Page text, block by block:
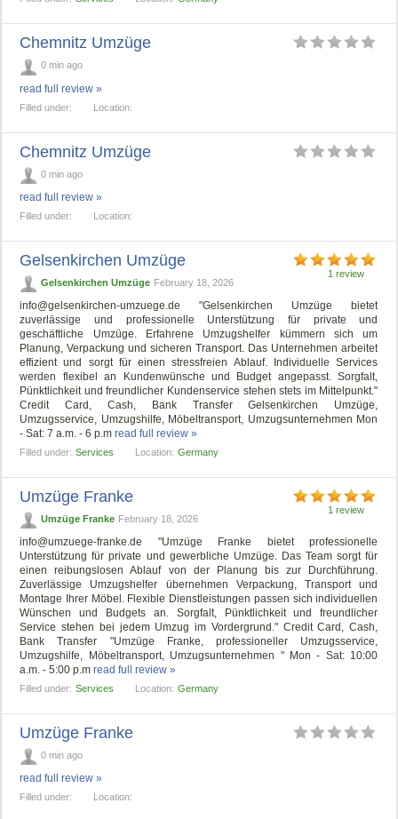
Chemnitz Umzüge
0 min ago
read full review »
Filled under: Location:
Chemnitz Umzüge
0 min ago
read full review »
Filled under: Location:
1 review
Gelsenkirchen Umzüge
Gelsenkirchen Umzüge February 18, 2026
info@gelsenkirchen-umzuege.de "Gelsenkirchen Umzüge bietet
zuverlässige und professionelle Unterstützung für private und
geschäftliche Umzüge. Erfahrene Umzugshelfer kümmern sich um
Planung, Verpackung und sicheren Transport. Das Unternehmen arbeitet
effizient und sorgt für einen stressfreien Ablauf. Individuelle Services
werden flexibel an Kundenwünsche und Budget angepasst. Sorgfalt,
Pünktlichkeit und freundlicher Kundenservice stehen stets im Mittelpunkt."
Credit Card, Cash, Bank Transfer Gelsenkirchen Umzüge,
Umzugsservice, Umzugshilfe, Möbeltransport, Umzugsunternehmen Mon
- Sat: 7 a.m. - 6 p.mread full review »
Filled under: Services Location: Germany
1 review
Umzüge Franke
Umzüge Franke February 18, 2026
info@umzuege-franke.de "Umzüge Franke bietet professionelle
Unterstützung für private und gewerbliche Umzüge. Das Team sorgt für
einen reibungslosen Ablauf von der Planung bis zur Durchführung.
Zuverlässige Umzugshelfer übernehmen Verpackung, Transport und
Montage Ihrer Möbel. Flexible Dienstleistungen passen sich individuellen
Wünschen und Budgets an. Sorgfalt, Pünktlichkeit und freundlicher
Service stehen bei jedem Umzug im Vordergrund." Credit Card, Cash,
Bank Transfer "Umzüge Franke, professioneller Umzugsservice,
Umzugshilfe, Möbeltransport, Umzugsunternehmen " Mon - Sat: 10:00
a.m. - 5:00 p.mread full review »
Filled under: Services Location: Germany
Umzüge Franke
0 min ago
read full review »
Filled under: Location: